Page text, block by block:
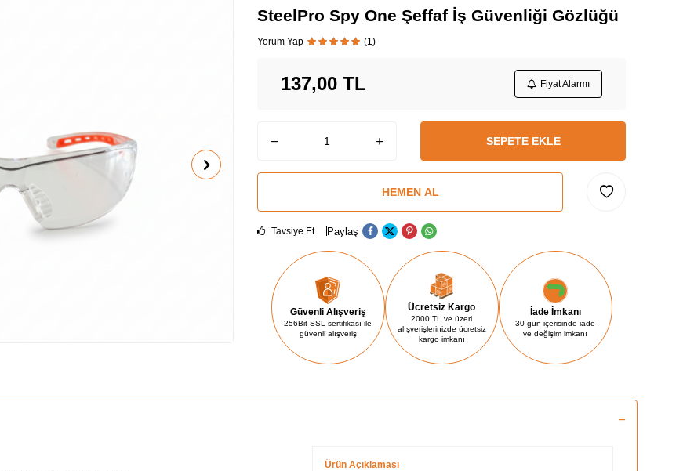
SteelPro Spy One Şeffaf İş Güvenliği Gözlüğü
Yorum Yap (1)
137,00 TL Fiyat Alarmı
SEPETE EKLE
HEMEN AL
Tavsiye Et Paylaş
Güvenli Alışveriş
256Bit SSL sertifikası ile
güvenli alışveriş
Ücretsiz Kargo
2000 TL ve üzeri
alışverişlerinizde ücretsiz
kargo imkanı
İade İmkanı
30 gün içerisinde iade
ve değişim imkanı
Ürün Açıklaması